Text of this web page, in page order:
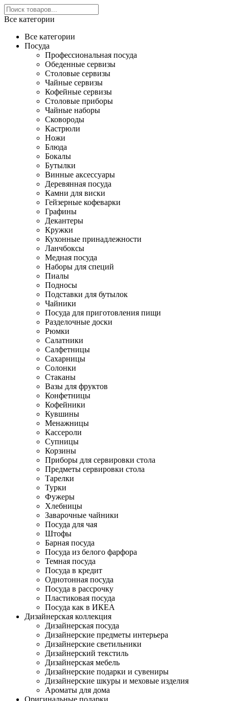
Все категории
Все категории
Посуда
Профессиональная посуда
Обеденные сервизы
Столовые сервизы
Чайные сервизы
Кофейные сервизы
Столовые приборы
Чайные наборы
Сковороды
Кастрюли
Ножи
Блюда
Бокалы
Бутылки
Винные аксессуары
Деревянная посуда
Камни для виски
Гейзерные кофеварки
Графины
Декантеры
Кружки
Кухонные принадлежности
Ланчбоксы
Медная посуда
Наборы для специй
Пиалы
Подносы
Подставки для бутылок
Чайники
Посуда для приготовления пищи
Разделочные доски
Рюмки
Салатники
Салфетницы
Сахарницы
Солонки
Стаканы
Вазы для фруктов
Конфетницы
Кофейники
Кувшины
Менажницы
Кассероли
Супницы
Корзины
Приборы для сервировки стола
Предметы сервировки стола
Тарелки
Турки
Фужеры
Хлебницы
Заварочные чайники
Посуда для чая
Штофы
Барная посуда
Посуда из белого фарфора
Темная посуда
Посуда в кредит
Однотонная посуда
Посуда в рассрочку
Пластиковая посуда
Посуда как в ИКЕА
Дизайнерская коллекция
Дизайнерская посуда
Дизайнерские предметы интерьера
Дизайнерские светильники
Дизайнерский текстиль
Дизайнерская мебель
Дизайнерские подарки и сувениры
Дизайнерские шкуры и меховые изделия
Ароматы для дома
Оригинальные подарки